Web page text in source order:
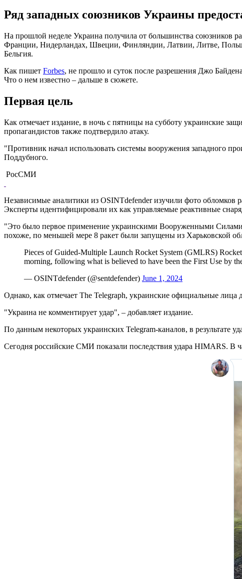
Ряд западных союзников Украины
На прошлой неделе Украина получила от большинства союзников
Франции, Нидерландах, Швеции, Финляндии, Латвии, Литве,
Бельгия.
Как пишет Forbes, не прошло и суток после разрешения Джо
Что о нем известно – дальше в сюжете.
Первая цель
Как отмечает издание, в ночь с пятницы на субботу украинские
пропагандистов также подтвердило атаку.
"Противник начал использовать системы вооружения западного
Поддубного.
РосСМИ
Независимые аналитики из OSINTdefender изучили фото
Эксперты идентифицировали их как управляемые реактивные
"Это было первое применение украинскими Вооруженными Силами
похоже, по меньшей мере 8 ракет были запущены из Харьковской
Pieces of Guided-Multiple Launch Rocket System (GMLRS)
morning, following what is believed to have been the First Use by
— OSINTdefender (@sentdefender) June 1, 2024
Однако, как отмечает The Telegraph, украинские официальные
"Украина не комментирует удар", – добавляет издание.
По данным некоторых украинских Telegram-каналов, в результате
Сегодня российские СМИ показали последствия удара HIMARS. В